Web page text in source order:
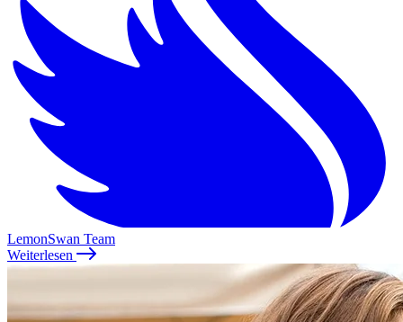
LemonSwan Team
Weiterlesen